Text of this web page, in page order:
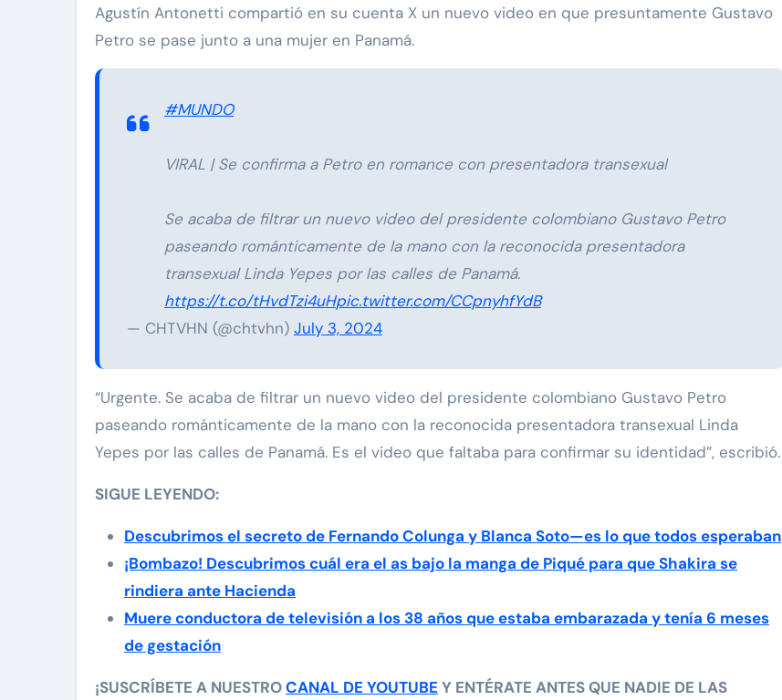
Agustín Antonetti compartió en su cuenta X un nuevo video en que presuntamente Gustavo
Petro se pase junto a una mujer en Panamá.
#MUNDO
VIRAL | Se confirma a Petro en romance con presentadora transexual
Se acaba de filtrar un nuevo video del presidente colombiano Gustavo Petro
paseando románticamente de la mano con la reconocida presentadora
transexual Linda Yepes por las calles de Panamá.
https://t.co/tHvdTzi4uHpic.twitter.com/CCpnyhfYdB
— CHTVHN (@chtvhn) July 3, 2024
“Urgente. Se acaba de filtrar un nuevo video del presidente colombiano Gustavo Petro
paseando románticamente de la mano con la reconocida presentadora transexual Linda
Yepes por las calles de Panamá. Es el video que faltaba para confirmar su identidad”, escribió.
SIGUE LEYENDO:
Descubrimos el secreto de Fernando Colunga y Blanca Soto—es lo que todos esperaban
¡Bombazo! Descubrimos cuál era el as bajo la manga de Piqué para que Shakira se
rindiera ante Hacienda
Muere conductora de televisión a los 38 años que estaba embarazada y tenía 6 meses
de gestación
¡SUSCRÍBETE A NUESTROCANAL DE YOUTUBE Y ENTÉRATE ANTES QUE NADIE DE LAS